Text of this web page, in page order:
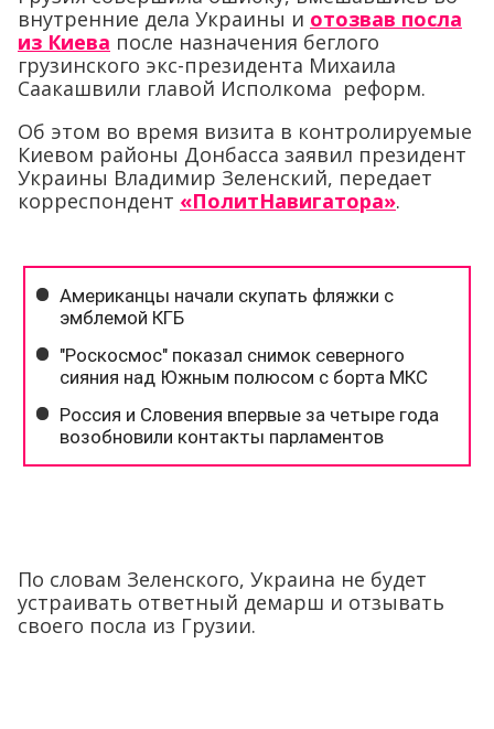
внутренние дела Украины и отозвав посла
из Киева после назначения беглого
грузинского экс-президента Михаила
Саакашвили главой Исполкома реформ.
Об этом во время визита в контролируемые
Киевом районы Донбасса заявил президент
Украины Владимир Зеленский, передает
корреспондент «ПолитНавигатора».
По словам Зеленского, Украина не будет
устраивать ответный демарш и отзывать
своего посла из Грузии.